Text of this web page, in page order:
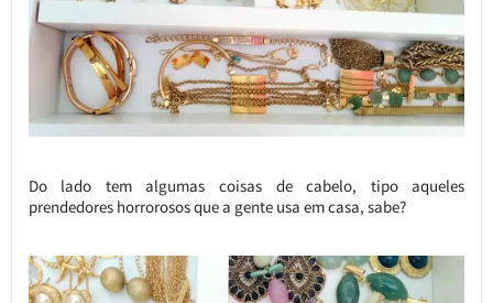
Do lado tem algumas coisas de cabelo, tipo aqueles
prendedores horrorosos que a gente usa em casa, sabe?